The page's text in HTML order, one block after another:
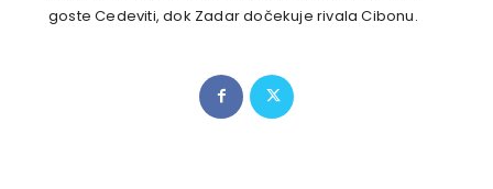
goste Cedeviti, dok Zadar dočekuje rivala Cibonu.